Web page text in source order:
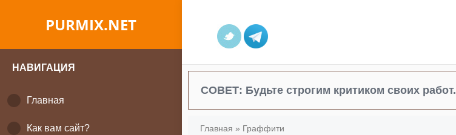
PURMIX.NET
НАВИГАЦИЯ
Главная
Как вам сайт?
СОВЕТ: Будьте строгим критиком своих работ.
Главная » Граффити